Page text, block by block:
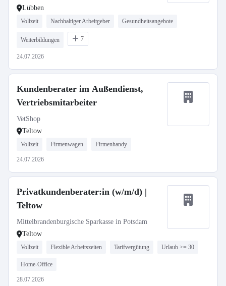
Lübben
Vollzeit Nachhaltiger Arbeitgeber Gesundheitsangebote
Weiterbildungen 7
24.07.2026
Kundenberater im Außendienst,
Vertriebsmitarbeiter
VetShop
Teltow
Vollzeit Firmenwagen Firmenhandy
24.07.2026
Privatkundenberater:in (w/m/d) |
Teltow
Mittelbrandenburgische Sparkasse in Potsdam
Teltow
Vollzeit Flexible Arbeitszeiten Tarifvergütung Urlaub >= 30
Home-Office
28.07.2026